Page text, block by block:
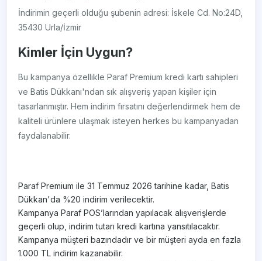
İndirimin geçerli olduğu şubenin adresi: İskele Cd. No:24D,
35430 Urla/İzmir
Kimler İçin Uygun?
Bu kampanya özellikle Paraf Premium kredi kartı sahipleri
ve Batis Dükkanı'ndan sık alışveriş yapan kişiler için
tasarlanmıştır. Hem indirim fırsatını değerlendirmek hem de
kaliteli ürünlere ulaşmak isteyen herkes bu kampanyadan
faydalanabilir.
Paraf Premium ile 31 Temmuz 2026 tarihine kadar, Batis
Dükkan'da %20 indirim verilecektir.
Kampanya Paraf POS’larından yapılacak alışverişlerde
geçerli olup, indirim tutarı kredi kartına yansıtılacaktır.
Kampanya müşteri bazındadır ve bir müşteri ayda en fazla
1.000 TL indirim kazanabilir.